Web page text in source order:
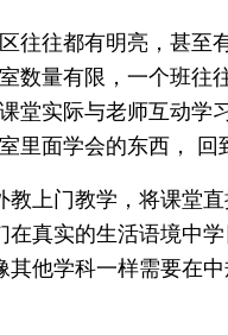
往往都有明亮，甚至
数量有限，一个班往
堂实际与老师互动学
里面学会的东西， 回
教上门教学，将课堂
在真实的生活语境中
他学科一样需要在中